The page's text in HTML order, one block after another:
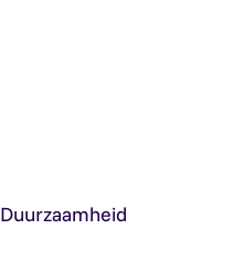
Duurzaamheid